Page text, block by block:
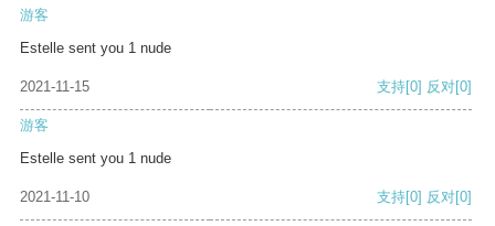
游客
Estelle sent you 1 nude
2021-11-15 支持[0] 反对[0]
游客
Estelle sent you 1 nude
2021-11-10 支持[0] 反对[0]